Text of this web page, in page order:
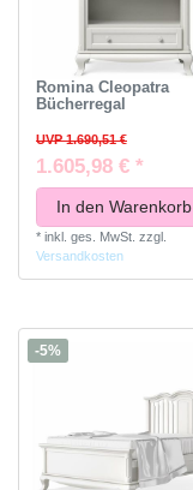
Romina Cleopatra
Bücherregal
UVP 1.690,51 €
1.605,98 € *
In den Warenkorb
* inkl. ges. MwSt. zzgl.
Versandkosten
-5%